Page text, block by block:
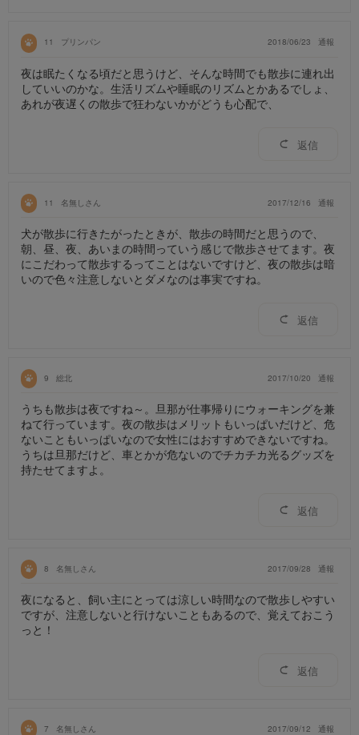
11 プリンパン 2018/06/23 通報
夜は眠たくなる頃だと思うけど、そんな時間でも散歩に連れ出
していいのかな。生活リズムや睡眠のリズムとかあるでしょ、
あれが夜遅くの散歩で狂わないかがどうも心配で、
返信
11 名無しさん 2017/12/16 通報
犬が散歩に行きたがったときが、散歩の時間だと思うので、
朝、昼、夜、あいまの時間っていう感じで散歩させてます。夜
にこだわって散歩するってことはないですけど、夜の散歩は暗
いので色々注意しないとダメなのは事実ですね。
返信
9 総北 2017/10/20 通報
うちも散歩は夜ですね～。旦那が仕事帰りにウォーキングを兼
ねて行っています。夜の散歩はメリットもいっぱいだけど、危
ないこともいっぱいなので女性にはおすすめできないですね。
うちは旦那だけど、車とかが危ないのでチカチカ光るグッズを
持たせてますよ。
返信
8 名無しさん 2017/09/28 通報
夜になると、飼い主にとっては涼しい時間なので散歩しやすい
ですが、注意しないと行けないこともあるので、覚えておこう
っと！
返信
7 名無しさん 2017/09/12 通報